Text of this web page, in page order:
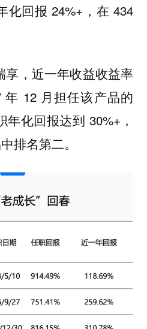
化回报 24%+，在 434
享，近一年收益收益率
年 12 月担任该产品的
化回报达到 30%+，
排名第二。